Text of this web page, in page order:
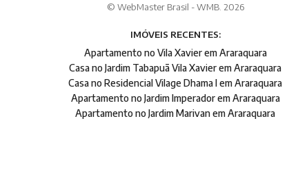
© WebMaster Brasil - WMB. 2026
IMÓVEIS RECENTES:
Apartamento no Vila Xavier em Araraquara
Casa no Jardim Tabapuã Vila Xavier em Araraquara
Casa no Residencial Vilage Dhama I em Araraquara
Apartamento no Jardim Imperador em Araraquara
Apartamento no Jardim Marivan em Araraquara